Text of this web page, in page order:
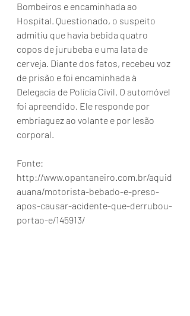
Bombeiros e encaminhada ao
Hospital. Questionado, o suspeito
admitiu que havia bebida quatro
copos de jurubeba e uma lata de
cerveja. Diante dos fatos, recebeu voz
de prisão e foi encaminhada à
Delegacia de Polícia Civil. O automóvel
foi apreendido. Ele responde por
embriaguez ao volante e por lesão
corporal.
Fonte:
http://www.opantaneiro.com.br/aquid
auana/motorista-bebado-e-preso-
apos-causar-acidente-que-derrubou-
portao-e/145913/